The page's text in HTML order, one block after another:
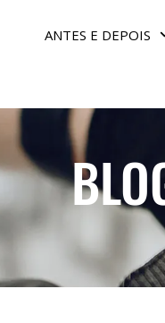
ANTES E DEPOIS